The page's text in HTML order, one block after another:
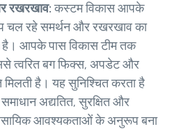
रखरखाव:कस्टम विकास आपके
चल रहे समर्थन और रखरखाव का
है। आपके पास विकास टीम तक
त्वरित बग फिक्स, अपडेट और
मिलती है। यह सुनिश्चित करता है
अद्यतित, सुरक्षित और
आवश्यकताओं के अनुरूप बना